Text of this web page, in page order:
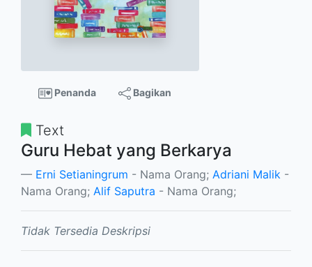
Penanda Bagikan
Text
Guru Hebat yang Berkarya
Erni Setianingrum - Nama Orang; Adriani Malik -
Nama Orang; Alif Saputra - Nama Orang;
Tidak Tersedia Deskripsi